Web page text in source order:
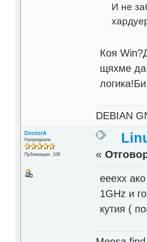
И не
Коя
щяхме да
DEBIAN
DoctorA
Напреднали
Публикации: 106 «
ееехх
1GHz и
кутия (